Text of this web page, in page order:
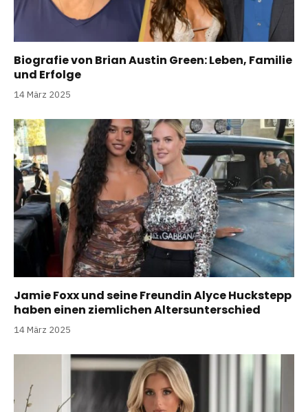
Biografie von Brian Austin Green: Leben, Familie
und Erfolge
14 März 2025
Jamie Foxx und seine Freundin Alyce Huckstepp
haben einen ziemlichen Altersunterschied
14 März 2025